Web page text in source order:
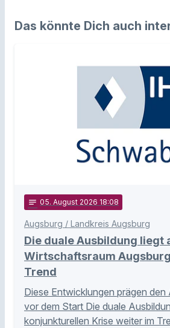
Das könnte Dich auch
notes 05. August 2026 18:08
Augsburg / Landkreis Augsburg
Die duale Ausbildung liegt
Wirtschaftsraum
Trend
Diese Entwicklungen prägen den
vor dem Start Die duale
konjunkturellen Krise weiter im